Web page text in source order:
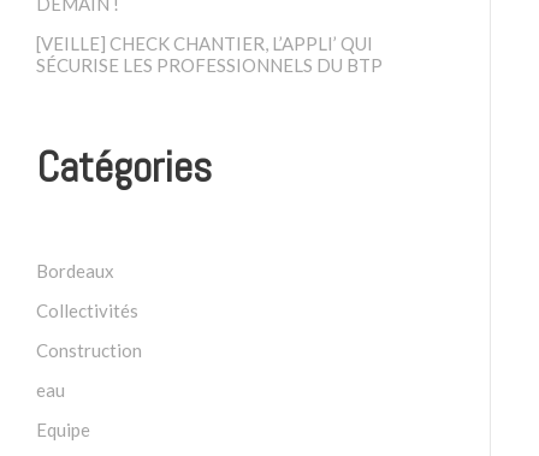
[VEILLE] CHECK CHANTIER, L’APPLI’ QUI
SÉCURISE LES PROFESSIONNELS DU BTP
Catégories
Bordeaux
Collectivités
Construction
eau
Equipe